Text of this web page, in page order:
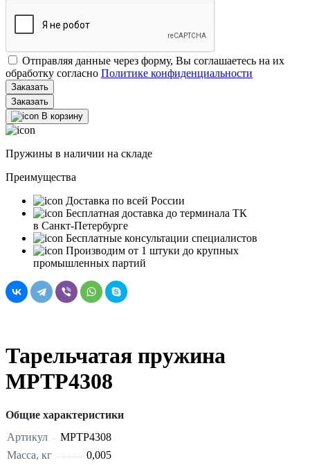
Отправляя данные через форму, Вы соглашаетесь на их
обработку согласно Политике конфиденциальности
Заказать
В корзину
Пружины в наличии на складе
Преимущества
Доставка по всей России
Бесплатная доставка до терминала ТК
в Санкт‑Петербурге
Бесплатные консультации специалистов
Производим от 1 штуки до крупных
промышленных партий
Тарельчатая пружина
MPTP4308
Общие характеристики
Артикул
MPTP4308
Масса, кг
0,005